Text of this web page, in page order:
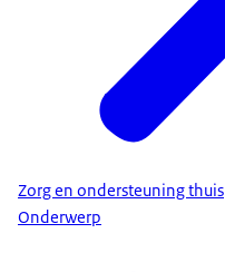
Zorg en ondersteuning thuis
Onderwerp